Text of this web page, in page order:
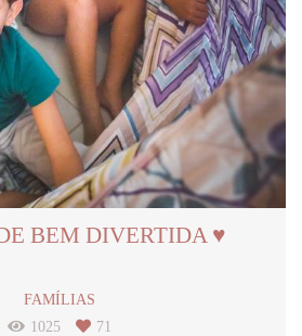
BEM DIVERTIDA ♥
FAMÍLIAS
1025
71